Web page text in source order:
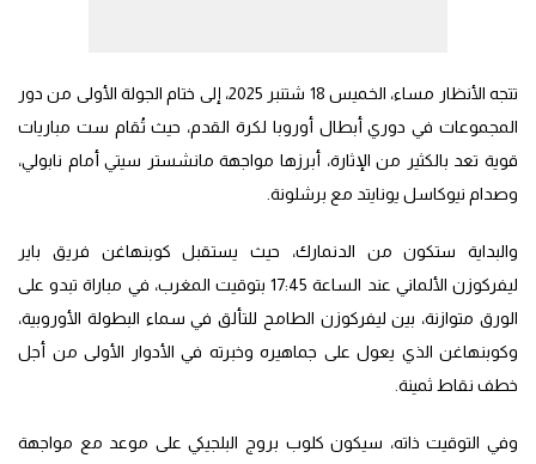
تتجه الأنظار مساء، الخميس 18 شتنبر 2025، إلى ختام الجولة الأولى من دور
المجموعات في دوري أبطال أوروبا لكرة القدم، حيث تُقام ست مباريات
قوية تعد بالكثير من الإثارة، أبرزها مواجهة مانشستر سيتي أمام نابولي،
وصدام نيوكاسل يونايتد مع برشلونة.
والبداية ستكون من الدنمارك، حيث يستقبل كوبنهاغن فريق باير
ليفركوزن الألماني عند الساعة 17:45 بتوقيت المغرب، في مباراة تبدو على
الورق متوازنة، بين ليفركوزن الطامح للتألق في سماء البطولة الأوروبية،
وكوبنهاغن الذي يعول على جماهيره وخبرته في الأدوار الأولى من أجل
خطف نقاط ثمينة.
وفي التوقيت ذاته، سيكون كلوب بروج البلجيكي على موعد مع مواجهة